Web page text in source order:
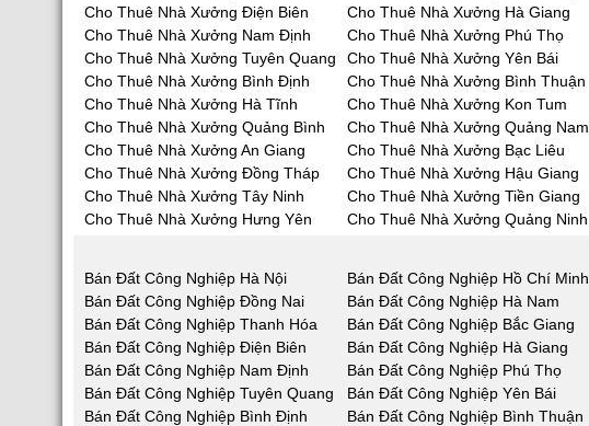
Cho Thuê Nhà Xưởng Điện Biên
Cho Thuê Nhà Xưởng Hà Giang
Cho Thuê Nhà Xưởng Nam Định
Cho Thuê Nhà Xưởng Phú Thọ
Cho Thuê Nhà Xưởng Tuyên Quang
Cho Thuê Nhà Xưởng Yên Bái
Cho Thuê Nhà Xưởng Bình Định
Cho Thuê Nhà Xưởng Bình Thuận
Cho Thuê Nhà Xưởng Hà Tĩnh
Cho Thuê Nhà Xưởng Kon Tum
Cho Thuê Nhà Xưởng Quảng Bình
Cho Thuê Nhà Xưởng Quảng Nam
Cho Thuê Nhà Xưởng An Giang
Cho Thuê Nhà Xưởng Bạc Liêu
Cho Thuê Nhà Xưởng Đồng Tháp
Cho Thuê Nhà Xưởng Hậu Giang
Cho Thuê Nhà Xưởng Tây Ninh
Cho Thuê Nhà Xưởng Tiền Giang
Cho Thuê Nhà Xưởng Hưng Yên
Cho Thuê Nhà Xưởng Quảng Ninh
Bán Đất Công Nghiệp Hà Nội Bán Đất Công Nghiệp Hồ Chí Minh
Bán Đất Công Nghiệp Đồng Nai
Bán Đất Công Nghiệp Hà Nam
Bán Đất Công Nghiệp Thanh Hóa
Bán Đất Công Nghiệp Bắc Giang
Bán Đất Công Nghiệp Điện Biên
Bán Đất Công Nghiệp Hà Giang
Bán Đất Công Nghiệp Nam Định
Bán Đất Công Nghiệp Phú Thọ
Bán Đất Công Nghiệp Tuyên Quang
Bán Đất Công Nghiệp Yên Bái
Bán Đất Công Nghiệp Bình Định
Bán Đất Công Nghiệp Bình Thuận